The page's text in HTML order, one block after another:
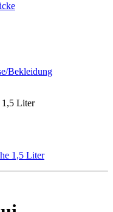
Bekleidung
1,5 Liter